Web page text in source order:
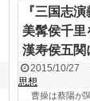
『三国志
美髯侯千里
漢寿侯五関
2015/10/27
思想
曹操は蔡陽が